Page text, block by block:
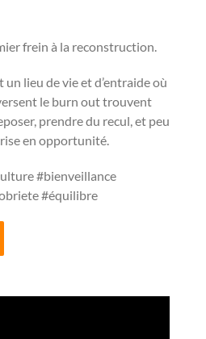
frein à la reconstruction.
un lieu de vie et d’entraide où
le burn out trouvent
prendre du recul, et peu
en opportunité.
#bienveillance
#équilibre